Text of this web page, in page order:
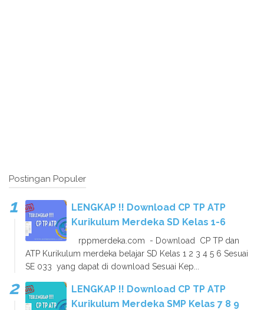
Postingan Populer
LENGKAP !! Download CP TP ATP
Kurikulum Merdeka SD Kelas 1-6
rppmerdeka.com - Download CP TP dan
ATP Kurikulum merdeka belajar SD Kelas 1 2 3 4 5 6 Sesuai
SE 033 yang dapat di download Sesuai Kep...
LENGKAP !! Download CP TP ATP
Kurikulum Merdeka SMP Kelas 7 8 9